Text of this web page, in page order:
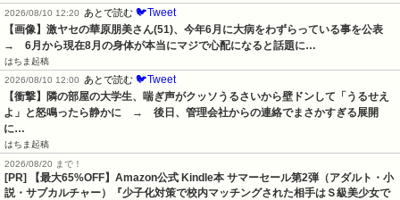
2026/08/10 12:20
あとで読む 🐦Tweet
【画像】激ヤセの華原朋美さん(51)、今年6月に大病をわずらっている事を公表
→　6月から現在8月の身体が本当にマジで心配になると話題に…
はちま起稿
2026/08/10 12:00
あとで読む 🐦Tweet
【衝撃】隣の部屋の大学生、喘ぎ声がクッソうるさいから壁ドンして「うるせえ
よ」と怒鳴ったら静かに　→　後日、管理会社からの連絡でまさかすぎる展開
に…
はちま起稿
2026/08/20 まで！
[PR]
【最大65%OFF】Amazon公式 Kindle本 サマーセール第2弾（アダルト・小
説・サブカルチャー）『少子化対策で校内マッチングされた相手はＳ級美少女で